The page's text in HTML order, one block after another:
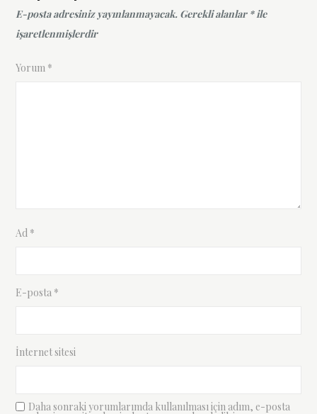
E-posta adresiniz yayınlanmayacak. Gerekli alanlar *ile
işaretlenmişlerdir
Yorum *
Ad *
E-posta *
İnternet sitesi
Daha sonraki yorumlarımda kullanılması için adım, e-posta